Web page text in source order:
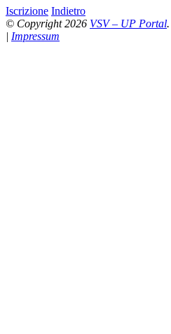
Iscrizione Indietro
© Copyright 2026 VSV – UP Portal
| Impressum